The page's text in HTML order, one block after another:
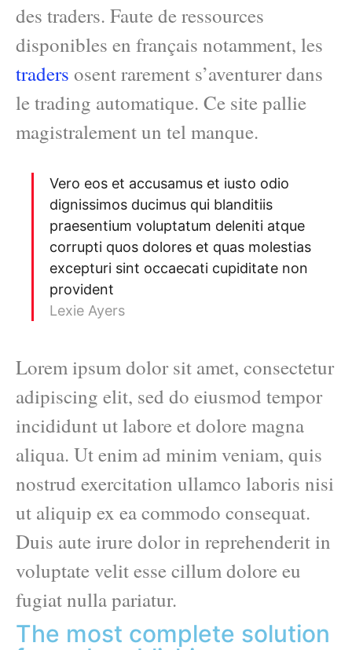
des traders. Faute de ressources
disponibles en français notamment, les
traders osent rarement s’aventurer dans
le trading automatique. Ce site pallie
magistralement un tel manque.
Vero eos et accusamus et iusto odio
dignissimos ducimus qui blanditiis
praesentium voluptatum deleniti atque
corrupti quos dolores et quas molestias
excepturi sint occaecati cupiditate non
provident
Lexie Ayers
Lorem ipsum dolor sit amet, consectetur
adipiscing elit, sed do eiusmod tempor
incididunt ut labore et dolore magna
aliqua. Ut enim ad minim veniam, quis
nostrud exercitation ullamco laboris nisi
ut aliquip ex ea commodo consequat.
Duis aute irure dolor in reprehenderit in
voluptate velit esse cillum dolore eu
fugiat nulla pariatur.
The most complete solution